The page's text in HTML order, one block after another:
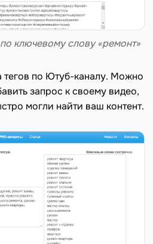
ключевому слову «ремонт»
тегов по Ютуб-каналу. Можно
запрос к своему видео,
могли найти ваш контент.